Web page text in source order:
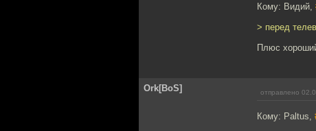
Кому: Видий,
> перед
Плюс
Ork[BoS] отправлено
Кому: Paltus,